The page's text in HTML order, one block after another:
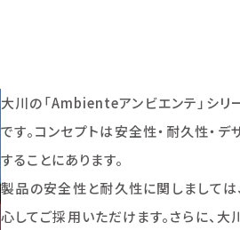
大川の「Ambienteアンビエンテ」シ
です。コンセプトは安全性・耐久性・
することにあります。
製品の安全性と耐久性に関しまして
心してご採用いただけます。さらに、